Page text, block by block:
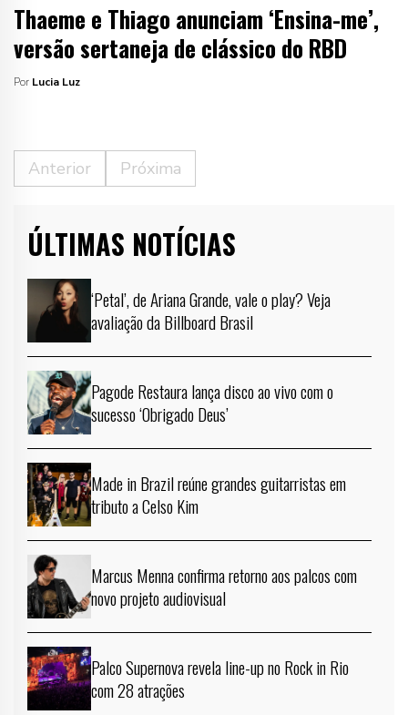
Thaeme e Thiago anunciam ‘Ensina-me’,
versão sertaneja de clássico do RBD
Por Lucia Luz
Anterior Próxima
ÚLTIMAS NOTÍCIAS
‘Petal’, de Ariana Grande, vale o play? Veja
avaliação da Billboard Brasil
Pagode Restaura lança disco ao vivo com o
sucesso ‘Obrigado Deus’
Made in Brazil reúne grandes guitarristas em
tributo a Celso Kim
Marcus Menna confirma retorno aos palcos com
novo projeto audiovisual
Palco Supernova revela line-up no Rock in Rio
com 28 atrações